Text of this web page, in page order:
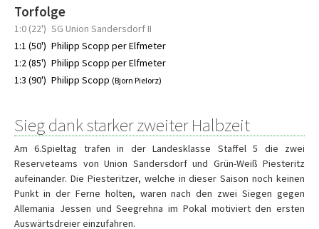
Torfolge
1:0 (22') SG Union Sandersdorf II
1:1 (50') Philipp Scopp per Elfmeter
1:2 (85') Philipp Scopp per Elfmeter
1:3 (90') Philipp Scopp (Bjorn Pielorz)
Sieg dank starker zweiter Halbzeit
Am 6.Spieltag trafen in der Landesklasse Staffel 5 die zwei
Reserveteams von Union Sandersdorf und Grün-Weiß Piesteritz
aufeinander. Die Piesteritzer, welche in dieser Saison noch keinen
Punkt in der Ferne holten, waren nach den zwei Siegen gegen
Allemania Jessen und Seegrehna im Pokal motiviert den ersten
Auswärtsdreier einzufahren.